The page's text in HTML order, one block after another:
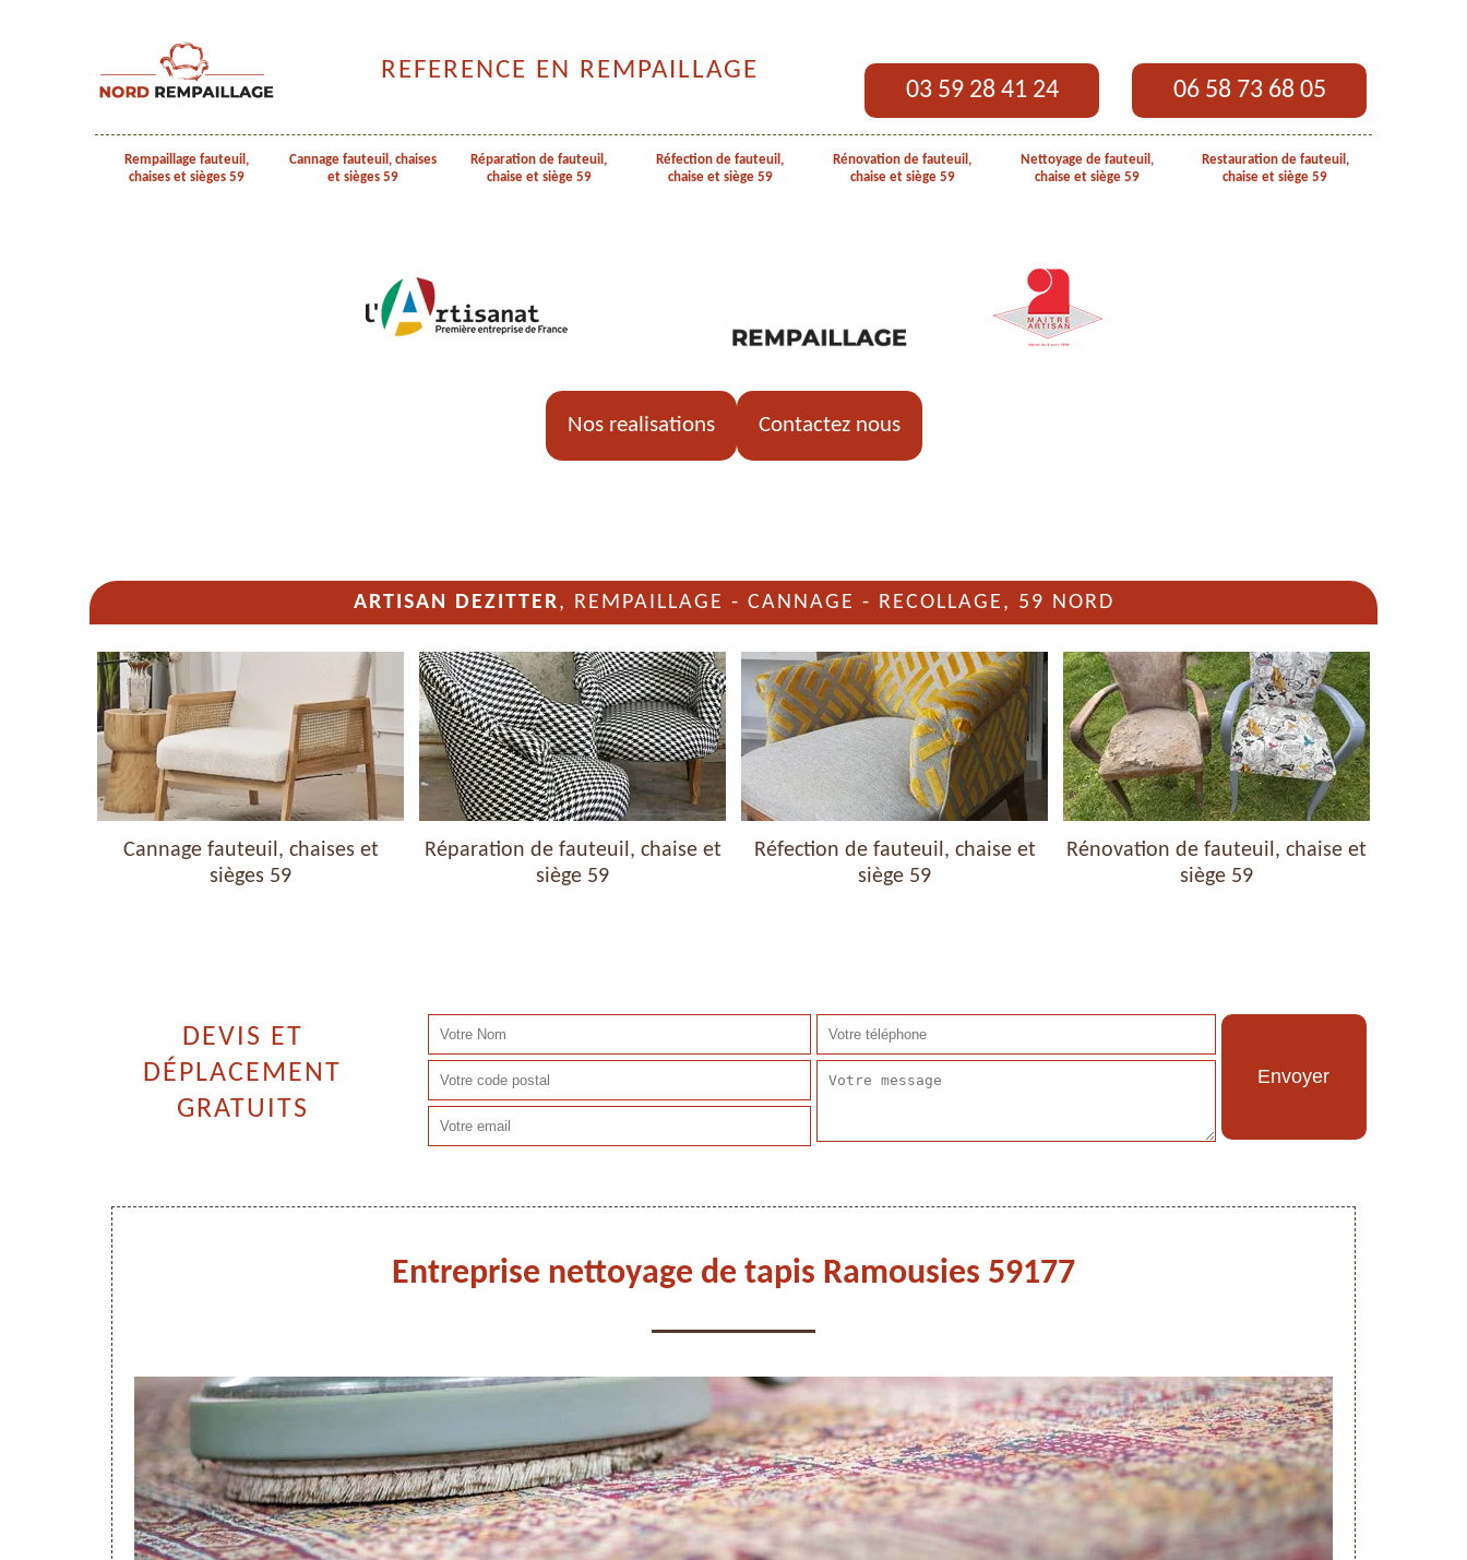
REFERENCE EN REMPAILLAGE
03 59 28 41 24 06 58 73 68 05
Rempaillage fauteuil,
chaises et sièges 59
Cannage fauteuil, chaises
et sièges 59
Réparation de fauteuil,
chaise et siège 59
Réfection de fauteuil,
chaise et siège 59
Rénovation de fauteuil,
chaise et siège 59
Nettoyage de fauteuil,
chaise et siège 59
Restauration de fauteuil,
chaise et siège 59
Nos realisations Contactez nous
ARTISAN DEZITTER, REMPAILLAGE - CANNAGE - RECOLLAGE, 59 NORD
Cannage fauteuil, chaises et
sièges 59
Réparation de fauteuil, chaise et
siège 59
Réfection de fauteuil, chaise et
siège 59
Rénovation de fauteuil, chaise et
siège 59
DEVIS ET
DÉPLACEMENT
GRATUITS
Entreprise nettoyage de tapis Ramousies 59177